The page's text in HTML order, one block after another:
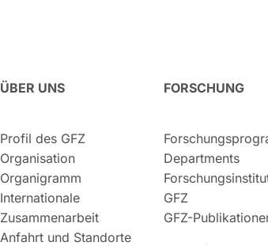
ÜBER UNS
Profil des GFZ
Organisation
Organigramm
Internationale
Zusammenarbeit
Anfahrt und Standorte
FORSCHUNG
Departments
GFZ
GFZ-